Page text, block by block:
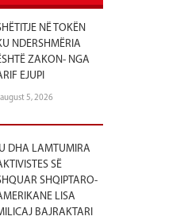
NË TOKËN
NDERSHMËRIA
ZAKON- NGA
EJUPI
august 5, 2026
DHA LAMTUMIRA
SË
SHQIPTARO-
LISA
BAJRAKTARI